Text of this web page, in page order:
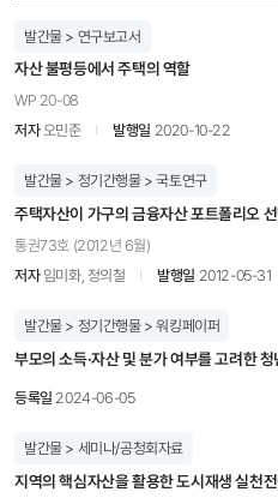
발간물 > 연구보고서
자산 불평등에서 주택의 역할
WP 20-08
저자오민준 발행일 2020-10-22
발간물 > 정기간행물 > 국토연구
주택자산이 가구의 금융자산 포트폴리오
통권73호 (2012년 6월)
저자임미화, 정의철 발행일 2012-05-31
발간물 > 정기간행물 > 워킹페이퍼
부모의 소득·자산 및 분가 여부를 고려한
등록일 2024-06-05
발간물 > 세미나/공청회자료
지역의 핵심자산을 활용한 도시재생 실천